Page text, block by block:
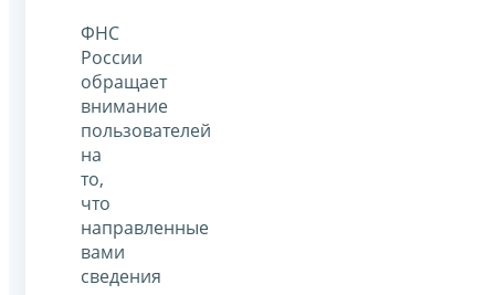
ФНС
России
обращает
внимание
пользователей
на
то,
что
направленные
вами
сведения